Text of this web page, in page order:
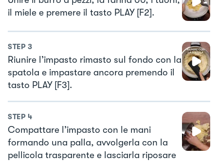
il miele e premere il tasto PLAY [F2].
STEP 3
Riunire l’impasto rimasto sul fondo con la
spatola e impastare ancora premendo il
tasto PLAY [F3].
STEP 4
Compattare l’impasto con le mani
formando una palla, avvolgerla con la
pellicola trasparente e lasciarla riposare